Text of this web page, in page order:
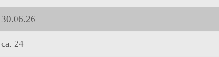
30.06.26
ca. 24